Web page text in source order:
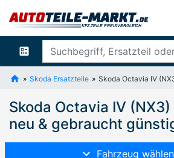
ballot
Skoda Ersatzteile Skoda Octavia IV
Skoda Octavia IV
neu & gebraucht
Fahrzeug wählen